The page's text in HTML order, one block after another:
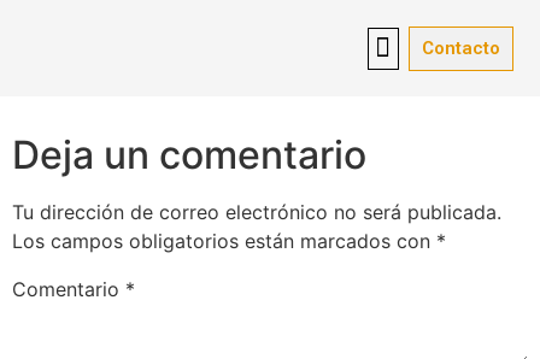
Contacto
feat_left_content_1
Deja un comentario
Tu dirección de correo electrónico no será publicada.
Los campos obligatorios están marcados con *
Comentario *